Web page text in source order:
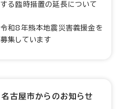
する臨時措置の延長について
令和8年熊本地震災害義援金を
募集しています
名古屋市からのお知らせ